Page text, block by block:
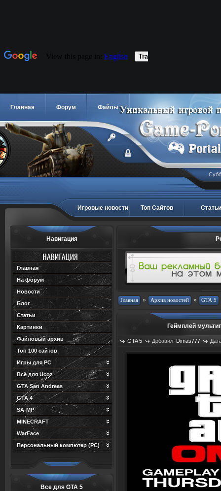
Главная Форум Файлы
Игровые новости Топ Сайтов Статьи
Навигация
Главная
На форум
Новости
Блог
Статьи
Картинки
Файловый архив
Топ 100 сайтов
Игры для PC
Всё для Ucoz
GTA San Andreas
GTA 4
SA-MP
MINECRAFT
WarFace
Персональный компютер (PC)
Все для GTA 5
» »
Геймплей
GTA 5 Добавил: Dimas777